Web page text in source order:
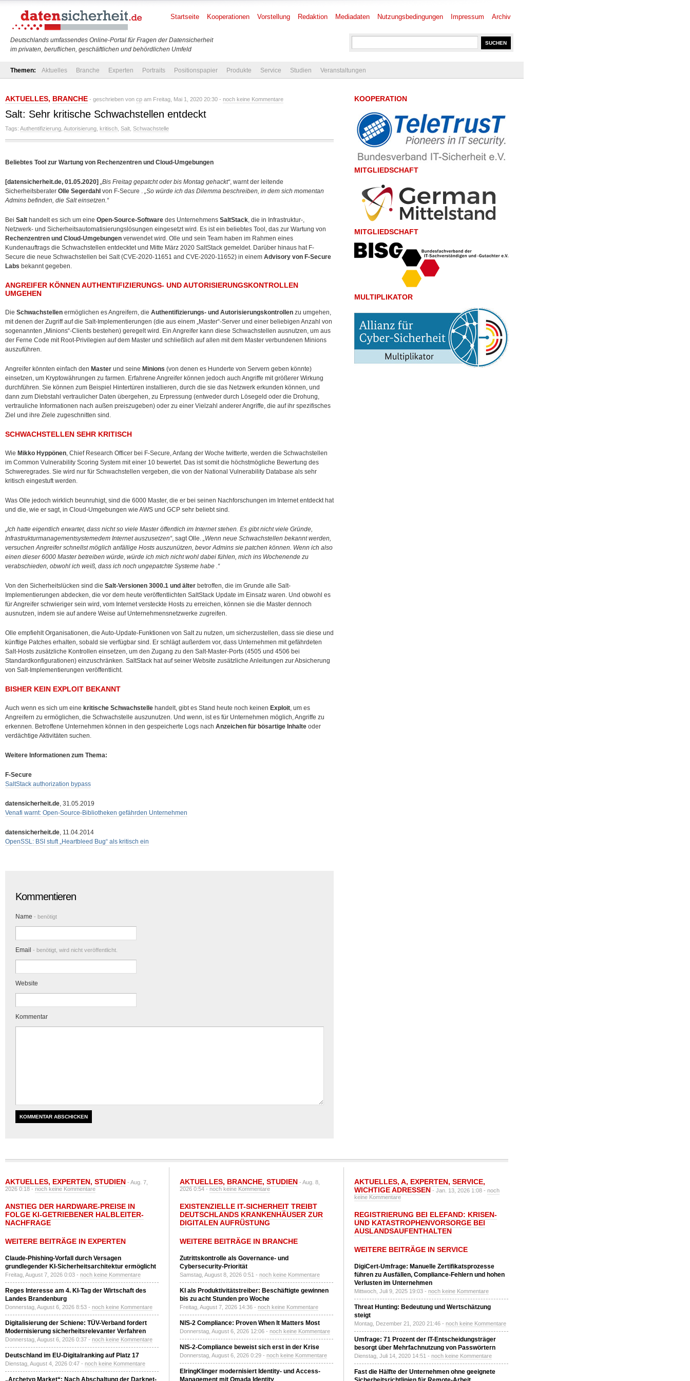
Deutschlands umfassendes Online-Portal für Fragen der Datensicherheit
im privaten, beruflichen, geschäftlichen und behördlichen Umfeld
Startseite Kooperationen Vorstellung Redaktion Mediadaten Nutzungsbedingungen Impressum Archiv
Themen: Aktuelles Branche Experten Portraits Positionspapier Produkte Service Studien Veranstaltungen
AKTUELLES, BRANCHE - geschrieben von cp am Freitag, Mai 1, 2020 20:30 - noch keine Kommentare
Salt: Sehr kritische Schwachstellen entdeckt
Tags: Authentifizierung Autorisierung kritisch Salt Schwachstelle
Beliebtes Tool zur Wartung von Rechenzentren und Cloud-Umgebungen
[datensicherheit.de, 01.05.2020] „Bis Freitag gepatcht oder bis Montag gehackt“, warnt der leitende
Sicherheitsberater Olle Segerdahl von F-Secure . „So würde ich das Dilemma beschreiben, in dem sich momentan
Admins befinden, die Salt einsetzen.“
Bei Salt handelt es sich um eine Open-Source-Software des Unternehmens SaltStack, die in Infrastruktur-,
Netzwerk- und Sicherheitsautomatisierungslösungen eingesetzt wird. Es ist ein beliebtes Tool, das zur Wartung von
Rechenzentren und Cloud-Umgebungen verwendet wird. Olle und sein Team haben im Rahmen eines
Kundenauftrags die Schwachstellen entdecktet und Mitte März 2020 SaltStack gemeldet. Darüber hinaus hat F-
Secure die neue Schwachstellen bei Salt (CVE-2020-11651 and CVE-2020-11652) in einem Advisory von F-Secure
Labs bekannt gegeben.
ANGREIFER KÖNNEN AUTHENTIFIZIERUNGS- UND AUTORISIERUNGSKONTROLLEN
UMGEHEN
Die Schwachstellen ermöglichen es Angreifern, die Authentifizierungs- und Autorisierungskontrollen zu umgehen,
mit denen der Zugriff auf die Salt-Implementierungen (die aus einem „Master“-Server und einer beliebigen Anzahl von
sogenannten „Minions“-Clients bestehen) geregelt wird. Ein Angreifer kann diese Schwachstellen ausnutzen, um aus
der Ferne Code mit Root-Privilegien auf dem Master und schließlich auf allen mit dem Master verbundenen Minions
auszuführen.
Angreifer könnten einfach den Master und seine Minions (von denen es Hunderte von Servern geben könnte)
einsetzen, um Kryptowährungen zu farmen. Erfahrene Angreifer können jedoch auch Angriffe mit größerer Wirkung
durchführen. Sie können zum Beispiel Hintertüren installieren, durch die sie das Netzwerk erkunden können, und
dann zum Diebstahl vertraulicher Daten übergehen, zu Erpressung (entweder durch Lösegeld oder die Drohung,
vertrauliche Informationen nach außen preiszugeben) oder zu einer Vielzahl anderer Angriffe, die auf ihr spezifisches
Ziel und ihre Ziele zugeschnitten sind.
SCHWACHSTELLEN SEHR KRITISCH
Wie Mikko Hyppönen, Chief Research Officer bei F-Secure, Anfang der Woche twitterte, werden die Schwachstellen
im Common Vulnerability Scoring System mit einer 10 bewertet. Das ist somit die höchstmögliche Bewertung des
Schweregrades. Sie wird nur für Schwachstellen vergeben, die von der National Vulnerability Database als sehr
kritisch eingestuft werden.
Was Olle jedoch wirklich beunruhigt, sind die 6000 Master, die er bei seinen Nachforschungen im Internet entdeckt hat
und die, wie er sagt, in Cloud-Umgebungen wie AWS und GCP sehr beliebt sind.
„Ich hatte eigentlich erwartet, dass nicht so viele Master öffentlich im Internet stehen. Es gibt nicht viele Gründe,
Infrastrukturmanagementsystemedem Internet auszusetzen“, sagt Olle. „Wenn neue Schwachstellen bekannt werden,
versuchen Angreifer schnellst möglich anfällige Hosts auszunützen, bevor Admins sie patchen können. Wenn ich also
einen dieser 6000 Master betreiben würde, würde ich mich nicht wohl dabei fühlen, mich ins Wochenende zu
verabschieden, obwohl ich weiß, dass ich noch ungepatchte Systeme habe .“
Von den Sicherheitslücken sind die Salt-Versionen 3000.1 und älter betroffen, die im Grunde alle Salt-
Implementierungen abdecken, die vor dem heute veröffentlichten SaltStack Update im Einsatz waren. Und obwohl es
für Angreifer schwieriger sein wird, vom Internet versteckte Hosts zu erreichen, können sie die Master dennoch
ausnutzen, indem sie auf andere Weise auf Unternehmensnetzwerke zugreifen.
Olle empfiehlt Organisationen, die Auto-Update-Funktionen von Salt zu nutzen, um sicherzustellen, dass sie diese und
künftige Patches erhalten, sobald sie verfügbar sind. Er schlägt außerdem vor, dass Unternehmen mit gefährdeten
Salt-Hosts zusätzliche Kontrollen einsetzen, um den Zugang zu den Salt-Master-Ports (4505 und 4506 bei
Standardkonfigurationen) einzuschränken. SaltStack hat auf seiner Website zusätzliche Anleitungen zur Absicherung
von Salt-Implementierungen veröffentlicht.
BISHER KEIN EXPLOIT BEKANNT
Auch wenn es sich um eine kritische Schwachstelle handelt, gibt es Stand heute noch keinen Exploit, um es
Angreifern zu ermöglichen, die Schwachstelle auszunutzen. Und wenn, ist es für Unternehmen möglich, Angriffe zu
erkennen. Betroffene Unternehmen können in den gespeicherte Logs nach Anzeichen für bösartige Inhalte oder
verdächtige Aktivitäten suchen.
Weitere Informationen zum Thema:
F-Secure
SaltStack authorization bypass
datensicherheit.de, 31.05.2019
Venafi warnt: Open-Source-Bibliotheken gefährden Unternehmen
datensicherheit.de, 11.04.2014
OpenSSL: BSI stuft „Heartbleed Bug“ als kritisch ein
Kommentieren
Name - benötigt
Email - benötigt, wird nicht veröffentlicht.
Website
Kommentar
KOOPERATION
MITGLIEDSCHAFT
MITGLIEDSCHAFT
MULTIPLIKATOR
AKTUELLES, EXPERTEN, STUDIEN - Aug. 7,
2026 0:18 -noch keine Kommentare
ANSTIEG DER HARDWARE-PREISE IN
FOLGE KI-GETRIEBENER HALBLEITER-
NACHFRAGE
WEITERE BEITRÄGE IN EXPERTEN
Claude-Phishing-Vorfall durch Versagen
grundlegender KI-Sicherheitsarchitektur ermöglicht
Freitag, August 7, 2026 0:03 - noch keine Kommentare
Reges Interesse am 4. KI-Tag der Wirtschaft des
Landes Brandenburg
Donnerstag, August 6, 2026 8:53 - noch keine Kommentare
Digitalisierung der Schiene: TÜV-Verband fordert
Modernisierung sicherheitsrelevanter Verfahren
Donnerstag, August 6, 2026 0:37 - noch keine Kommentare
Deutschland im EU-Digitalranking auf Platz 17
Dienstag, August 4, 2026 0:47 - noch keine Kommentare
„Archetyp Market“: Nach Abschaltung der Darknet-
AKTUELLES, BRANCHE, STUDIEN - Aug. 8,
2026 0:54 -noch keine Kommentare
EXISTENZIELLE IT-SICHERHEIT TREIBT
DEUTSCHLANDS KRANKENHÄUSER ZUR
DIGITALEN AUFRÜSTUNG
WEITERE BEITRÄGE IN BRANCHE
Zutrittskontrolle als Governance- und
Cybersecurity-Priorität
Samstag, August 8, 2026 0:51 - noch keine Kommentare
KI als Produktivitätstreiber: Beschäftigte gewinnen
bis zu acht Stunden pro Woche
Freitag, August 7, 2026 14:36 - noch keine Kommentare
NIS-2 Compliance: Proven When It Matters Most
Donnerstag, August 6, 2026 12:06 - noch keine Kommentare
NIS-2-Compliance beweist sich erst in der Krise
Donnerstag, August 6, 2026 0:29 - noch keine Kommentare
ElringKlinger modernisiert Identity- und Access-
Management mit Omada Identity
AKTUELLES, A, EXPERTEN, SERVICE,
WICHTIGE ADRESSEN - Jan. 13, 2026 1:08 - noch
keine Kommentare
REGISTRIERUNG BEI ELEFAND: KRISEN-
UND KATASTROPHENVORSORGE BEI
AUSLANDSAUFENTHALTEN
WEITERE BEITRÄGE IN SERVICE
DigiCert-Umfrage: Manuelle Zertifikatsprozesse
führen zu Ausfällen, Compliance-Fehlern und hohen
Verlusten im Unternehmen
Mittwoch, Juli 9, 2025 19:03 - noch keine Kommentare
Threat Hunting: Bedeutung und Wertschätzung
steigt
Montag, Dezember 21, 2020 21:46 - noch keine Kommentare
Umfrage: 71 Prozent der IT-Entscheidungsträger
besorgt über Mehrfachnutzung von Passwörtern
Dienstag, Juli 14, 2020 14:51 - noch keine Kommentare
Fast die Hälfte der Unternehmen ohne geeignete